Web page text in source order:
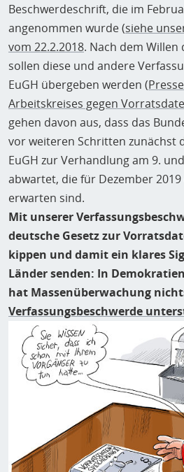
Beschwerdeschrift, die im
angenommen wurde (siehe
vom 22.2.2018. Nach dem
sollen diese und andere
EuGH übergeben werden (
Arbeitskreises gegen
gehen davon aus, dass das
vor weiteren Schritten zunächst
EuGH zur Verhandlung am 9.
abwartet, die für Dezember 2019
erwarten sind.
Mit unserer
deutsche Gesetz zur
kippen und damit ein klares
Länder senden: In
hat Massenüberwachung
Verfassungsbeschwerde